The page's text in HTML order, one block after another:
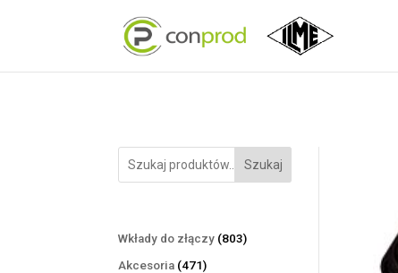
Szukaj
Wkłady do złączy 803803
Akcesoria 471471